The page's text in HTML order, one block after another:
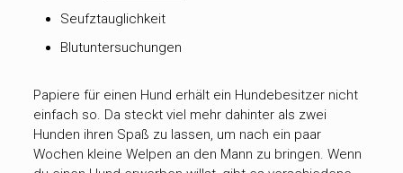
Seufztauglichkeit
Blutuntersuchungen
Papiere für einen Hund erhält ein Hundebesitzer nicht
einfach so. Da steckt viel mehr dahinter als zwei
Hunden ihren Spaß zu lassen, um nach ein paar
Wochen kleine Welpen an den Mann zu bringen. Wenn